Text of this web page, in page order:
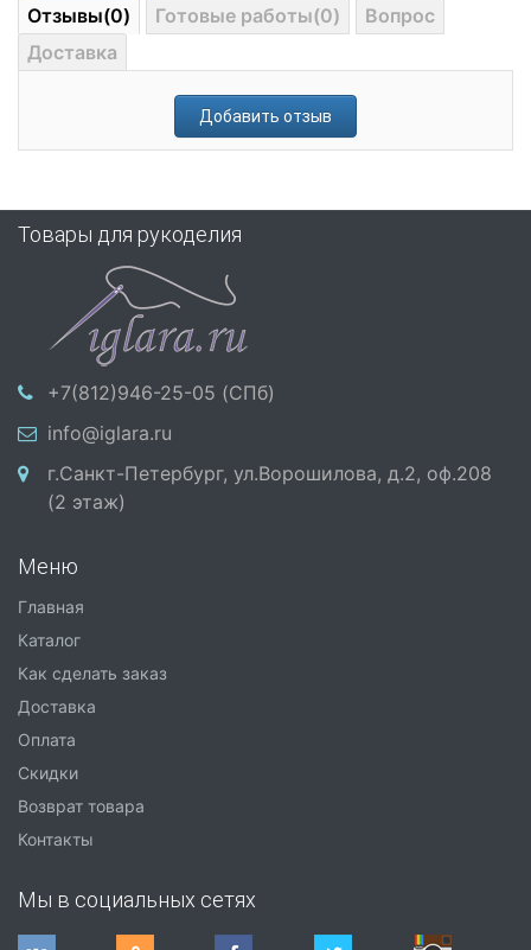
Отзывы(0) Готовые работы(0)
Вопрос
Доставка
Добавить отзыв
Товары для рукоделия
+7(812)946-25-05 (СПб)
info@iglara.ru
г.Санкт-Петербург, ул.Ворошилова, д.2, оф.208
(2 этаж)
Меню
Главная
Каталог
Как сделать заказ
Доставка
Оплата
Скидки
Возврат товара
Контакты
Мы в социальных сетях